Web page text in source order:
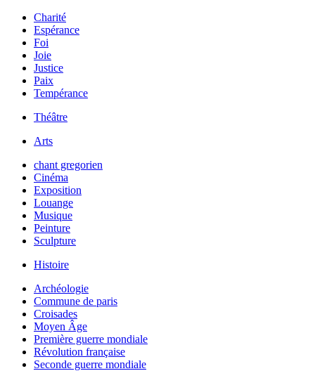
Charité
Espérance
Foi
Joie
Justice
Paix
Tempérance
Théâtre
Arts
chant gregorien
Cinéma
Exposition
Louange
Musique
Peinture
Sculpture
Histoire
Archéologie
Commune de paris
Croisades
Moyen Âge
Première guerre mondiale
Révolution française
Seconde guerre mondiale